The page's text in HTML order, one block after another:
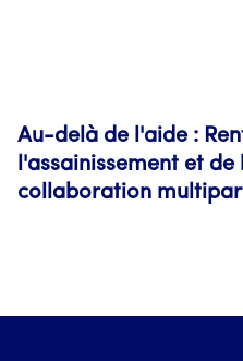
Au-delà de l'aide :
l'assainissement et
collaboration